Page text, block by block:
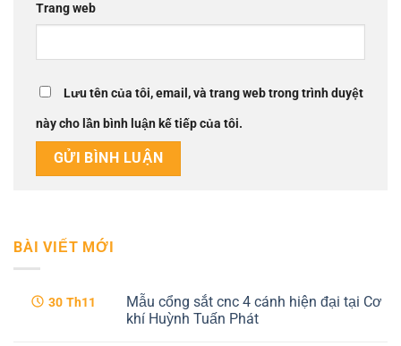
Trang web
Lưu tên của tôi, email, và trang web trong trình duyệt
này cho lần bình luận kế tiếp của tôi.
BÀI VIẾT MỚI
30 Th11
Mẫu cổng sắt cnc 4 cánh hiện đại tại Cơ
khí Huỳnh Tuấn Phát